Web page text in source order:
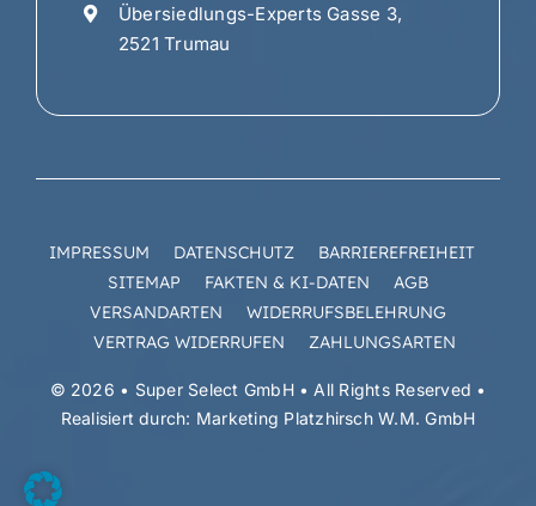
Übersiedlungs-Experts Gasse 3,
2521 Trumau
IMPRESSUM DATENSCHUTZ
BARRIEREFREIHEIT
SITEMAP
FAKTEN & KI-DATEN
AGB
VERSANDARTEN
WIDERRUFSBELEHRUNG
VERTRAG WIDERRUFEN
ZAHLUNGSARTEN
© 2026 • Super Select GmbH • All Rights Reserved •
Realisiert durch: Marketing Platzhirsch W.M. GmbH